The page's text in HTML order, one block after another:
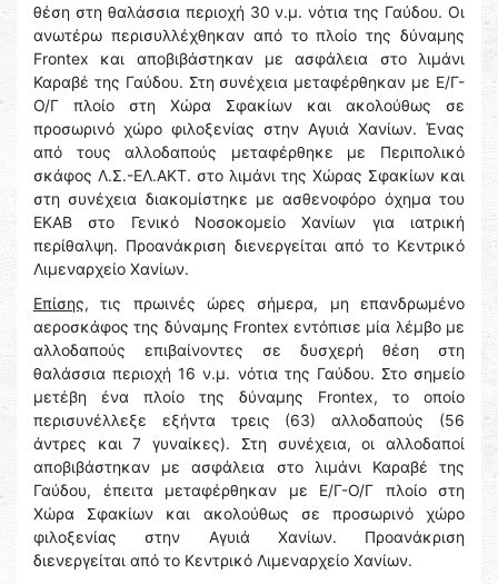
θέση στη θαλάσσια περιοχή 30 ν.μ. νότια της Γαύδου. Οι
ανωτέρω περισυλλέχθηκαν από το πλοίο της δύναμης
Frontex και αποβιβάστηκαν με ασφάλεια στο λιμάνι
Καραβέ της Γαύδου. Στη συνέχεια μεταφέρθηκαν με Ε/Γ-
Ο/Γ πλοίο στη Χώρα Σφακίων και ακολούθως σε
προσωρινό χώρο φιλοξενίας στην Αγυιά Χανίων. Ένας
από τους αλλοδαπούς μεταφέρθηκε με Περιπολικό
σκάφος Λ.Σ.-ΕΛ.ΑΚΤ. στο λιμάνι της Χώρας Σφακίων και
στη συνέχεια διακομίστηκε με ασθενοφόρο όχημα του
ΕΚΑΒ στο Γενικό Νοσοκομείο Χανίων για ιατρική
περίθαλψη. Προανάκριση διενεργείται από το Κεντρικό
Λιμεναρχείο Χανίων.
Επίσης, τις πρωινές ώρες σήμερα, μη επανδρωμένο
αεροσκάφος της δύναμης Frontex εντόπισε μία λέμβο με
αλλοδαπούς επιβαίνοντες σε δυσχερή θέση στη
θαλάσσια περιοχή 16 ν.μ. νότια της Γαύδου. Στο σημείο
μετέβη ένα πλοίο της δύναμης Frontex, το οποίο
περισυνέλλεξε εξήντα τρεις (63) αλλοδαπούς (56
άντρες και 7 γυναίκες). Στη συνέχεια, οι αλλοδαποί
αποβιβάστηκαν με ασφάλεια στο λιμάνι Καραβέ της
Γαύδου, έπειτα μεταφέρθηκαν με Ε/Γ-Ο/Γ πλοίο στη
Χώρα Σφακίων και ακολούθως σε προσωρινό χώρο
φιλοξενίας στην Αγυιά Χανίων. Προανάκριση
διενεργείται από το Κεντρικό Λιμεναρχείο Χανίων.